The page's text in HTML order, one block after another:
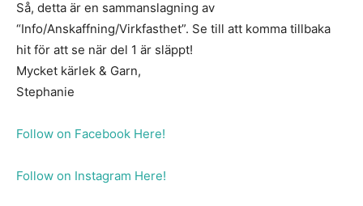
Så, detta är en sammanslagning av
“Info/Anskaffning/Virkfasthet”. Se till att komma tillbaka
hit för att se när del 1 är släppt!
Mycket kärlek & Garn,
Stephanie
Follow on Facebook Here!
Follow on Instagram Here!